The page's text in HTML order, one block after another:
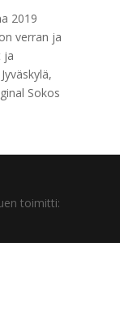
2019
verran ja
ja
Sokos
toimitti: